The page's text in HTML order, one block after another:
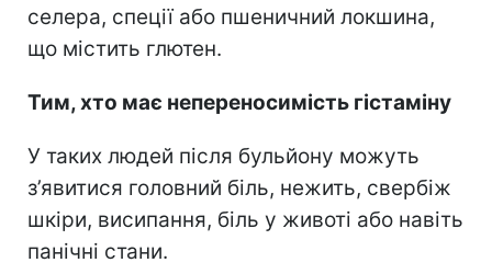
селера, спеції або пшеничний локшина,
що містить глютен.
Тим, хто має непереносимість гістаміну
У таких людей після бульйону можуть
з’явитися головний біль, нежить, свербіж
шкіри, висипання, біль у животі або навіть
панічні стани.